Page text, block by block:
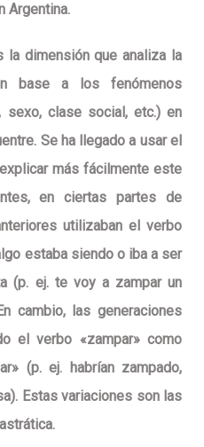
Argentina.
la dimensión que analiza la
base a los fenómenos
sexo, clase social, etc.) en
Se ha llegado a usar el
más fácilmente este
en ciertas partes de
utilizaban el verbo
estaba siendo o iba a ser
(p. ej. te voy a zampar un
cambio, las generaciones
el verbo «zampar» como
(p. ej. habrían zampado,
Estas variaciones son las